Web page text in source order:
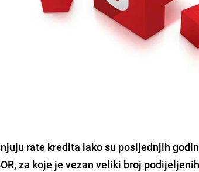
rate kredita iako su posljednjih
za koje je vezan veliki broj